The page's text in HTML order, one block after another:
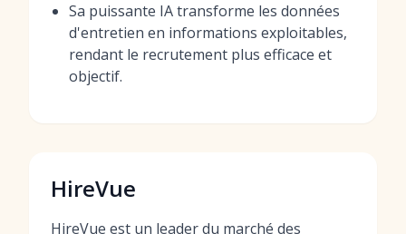
Sa puissante IA transforme les données
d'entretien en informations exploitables,
rendant le recrutement plus efficace et
objectif.
HireVue
HireVue est un leader du marché des